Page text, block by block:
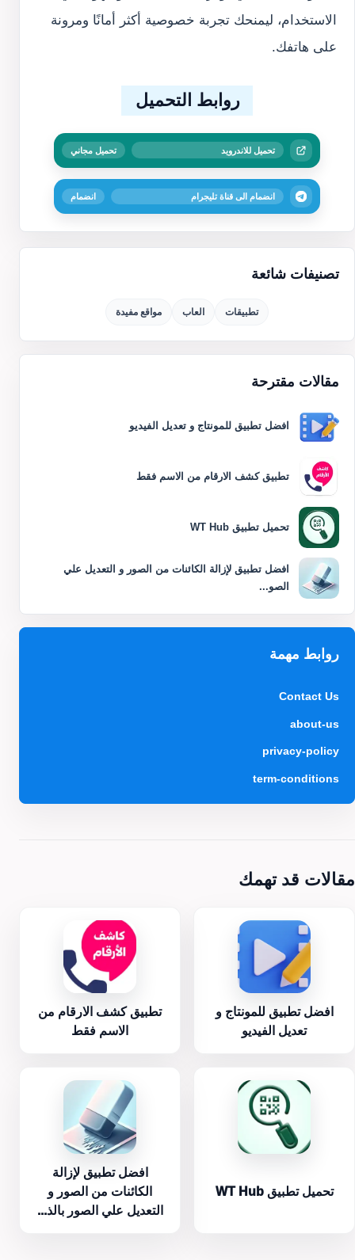
تصنيفات شائعة
تطبيقات العاب مواقع مفيدة
مقالات مقترحة
افضل تطبيق للمونتاج و تعديل الفيديو
تطبيق كشف الارقام من الاسم فقط
تحميل تطبيق WT Hub
افضل تطبيق لإزالة الكائنات من الصور و التعديل علي
الصو...
روابط مهمة
Contact Us
about-us
privacy-policy
term-conditions
الاستخدام، ليمنحك تجربة خصوصية أكثر أمانًا ومرونة
على هاتفك.
روابط التحميل
تحميل للاندرويد تحميل مجاني
انضمام الى قناة تليجرام انضمام
مقالات قد تهمك
افضل تطبيق للمونتاج و
تعديل الفيديو
تطبيق كشف الارقام من
الاسم فقط
تحميل تطبيق WT Hub
افضل تطبيق لإزالة
الكائنات من الصور و
التعديل علي الصور بالذ...